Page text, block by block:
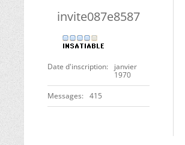
invite087e8587
Date d'inscription
janvier
1970
Messages 415